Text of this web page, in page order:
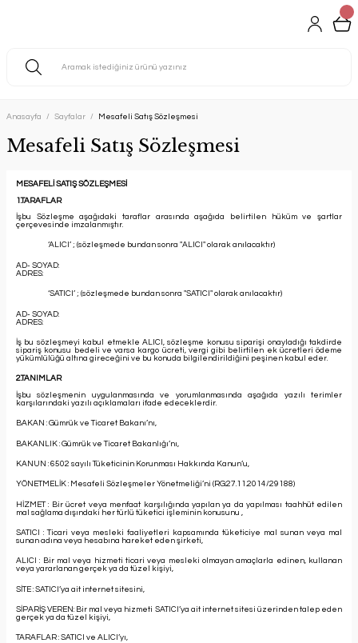
Anasayfa Sayfalar Mesafeli Satış Sözleşmesi
Mesafeli Satış Sözleşmesi
MESAFELİ SATIŞ SÖZLEŞMESİ
1.TARAFLAR
İşbu Sözleşme aşağıdaki taraflar arasında aşağıda belirtilen hüküm ve şartlar
çerçevesinde imzalanmıştır.
‘ALICI’ ; (sözleşmede bundan sonra "ALICI" olarak anılacaktır)
AD- SOYAD:
ADRES:
‘SATICI’ ; (sözleşmede bundan sonra "SATICI" olarak anılacaktır)
AD- SOYAD:
ADRES:
İş bu sözleşmeyi kabul etmekle ALICI, sözleşme konusu siparişi onayladığı takdirde
sipariş konusu bedeli ve varsa kargo ücreti, vergi gibi belirtilen ek ücretleri ödeme
yükümlülüğü altına gireceğini ve bu konuda bilgilendirildiğini peşinen kabul eder.
2.TANIMLAR
İşbu sözleşmenin uygulanmasında ve yorumlanmasında aşağıda yazılı terimler
karşılarındaki yazılı açıklamaları ifade edeceklerdir.
BAKAN : Gümrük ve Ticaret Bakanı’nı,
BAKANLIK : Gümrük ve Ticaret Bakanlığı’nı,
KANUN : 6502 sayılı Tüketicinin Korunması Hakkında Kanun’u,
YÖNETMELİK : Mesafeli Sözleşmeler Yönetmeliği’ni (RG:27.11.2014/29188)
HİZMET : Bir ücret veya menfaat karşılığında yapılan ya da yapılması taahhüt edilen
mal sağlama dışındaki her türlü tüketici işleminin konusunu ,
SATICI : Ticari veya mesleki faaliyetleri kapsamında tüketiciye mal sunan veya mal
sunan adına veya hesabına hareket eden şirketi,
ALICI : Bir mal veya hizmeti ticari veya mesleki olmayan amaçlarla edinen, kullanan
veya yararlanan gerçek ya da tüzel kişiyi,
SİTE : SATICI’ya ait internet sitesini,
SİPARİŞ VEREN: Bir mal veya hizmeti SATICI’ya ait internet sitesi üzerinden talep eden
gerçek ya da tüzel kişiyi,
TARAFLAR : SATICI ve ALICI’yı,